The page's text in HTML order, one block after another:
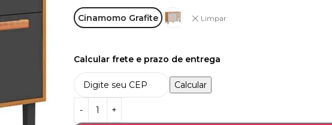
Cinamomo Grafite Limpar
Calcular frete e prazo de entrega
Calcular